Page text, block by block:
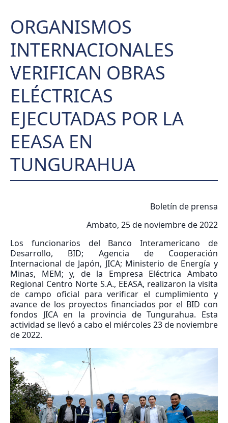
ORGANISMOS
INTERNACIONALES
VERIFICAN OBRAS
ELÉCTRICAS
EJECUTADAS POR LA
EEASA EN
TUNGURAHUA
Boletín de prensa
Ambato, 25 de noviembre de 2022
Los funcionarios del Banco Interamericano de
Desarrollo, BID; Agencia de Cooperación
Internacional de Japón, JICA; Ministerio de Energía y
Minas, MEM; y, de la Empresa Eléctrica Ambato
Regional Centro Norte S.A., EEASA, realizaron la visita
de campo oficial para verificar el cumplimiento y
avance de los proyectos financiados por el BID con
fondos JICA en la provincia de Tungurahua. Esta
actividad se llevó a cabo el miércoles 23 de noviembre
de 2022.